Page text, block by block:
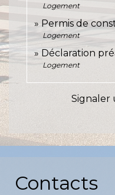
Logement
Permis de
Logement
Déclaration
Logement
Signaler
Contacts